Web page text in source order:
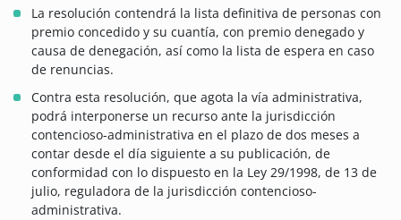
La resolución contendrá la lista definitiva de personas con
premio concedido y su cuantía, con premio denegado y
causa de denegación, así como la lista de espera en caso
de renuncias.
Contra esta resolución, que agota la vía administrativa,
podrá interponerse un recurso ante la jurisdicción
contencioso-administrativa en el plazo de dos meses a
contar desde el día siguiente a su publicación, de
conformidad con lo dispuesto en la Ley 29/1998, de 13 de
julio, reguladora de la jurisdicción contencioso-
administrativa.